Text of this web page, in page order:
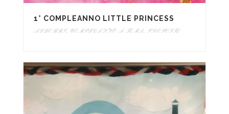
1° COMPLEANNO LITTLE PRINCESS
ADDOBBI, COMPLEANNO A TEMA, PROPOSTE